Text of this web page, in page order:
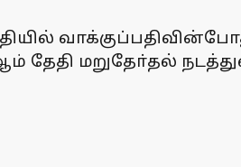
தேதி மறுதோ்தல்